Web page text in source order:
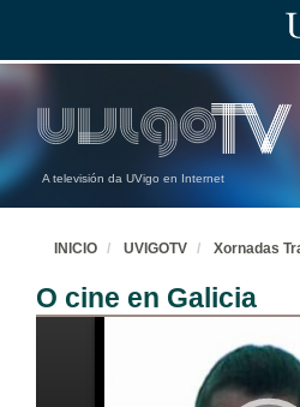
A televisión da UVigo en Internet
INICIO UVIGOTV Xornadas
O cine en Galicia